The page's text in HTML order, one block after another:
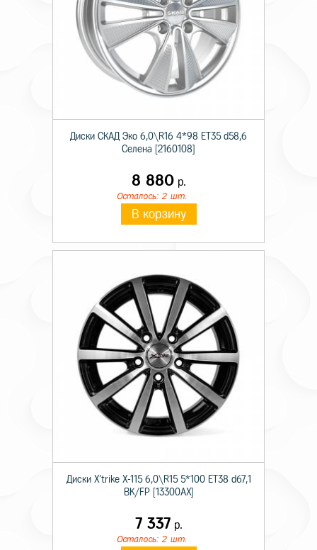
Диски СКАД Эко 6,0\R16 4*98 ET35 d58,6
Селена [2160108]
8 880р.
Осталось: 2 шт.
В корзину
Диски X'trike X-115 6,0\R15 5*100 ET38 d67,1
BK/FP [13300AX]
7 337 р.
Осталось: 2 шт.